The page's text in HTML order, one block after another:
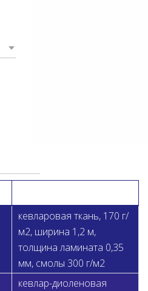
кевларовая ткань, 170 г/
м2, ширина 1,2 м,
толщина ламината 0,35
мм, смолы 300 г/м2
кевлар-диоленовая